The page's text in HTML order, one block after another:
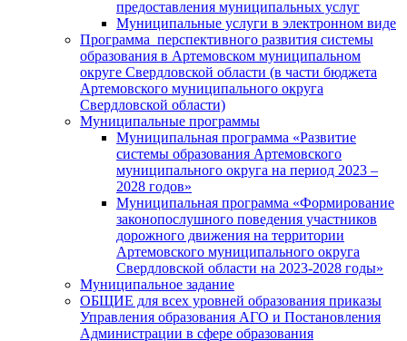
предоставления муниципальных услуг
Муниципальные услуги в электронном виде
Программа перспективного развития системы
образования в Артемовском муниципальном
округе Свердловской области (в части бюджета
Артемовского муниципального округа
Свердловской области)
Муниципальные программы
Муниципальная программа «Развитие
системы образования Артемовского
муниципального округа на период 2023 –
2028 годов»
Муниципальная программа «Формирование
законопослушного поведения участников
дорожного движения на территории
Артемовского муниципального округа
Свердловской области на 2023-2028 годы»
Муниципальное задание
ОБЩИЕ для всех уровней образования приказы
Управления образования АГО и Постановления
Администрации в сфере образования